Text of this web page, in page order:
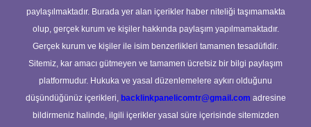
paylaşılmaktadır. Burada yer alan içerikler haber niteliği taşımamakta
olup, gerçek kurum ve kişiler hakkında paylaşım yapılmamaktadır.
Gerçek kurum ve kişiler ile isim benzerlikleri tamamen tesadüfidir.
Sitemiz, kar amacı gütmeyen ve tamamen ücretsiz bir bilgi paylaşım
platformudur. Hukuka ve yasal düzenlemelere aykırı olduğunu
düşündüğünüz içerikleri, backlinkpanelicomtr@gmail.com adresine
bildirmeniz halinde, ilgili içerikler yasal süre içerisinde sitemizden